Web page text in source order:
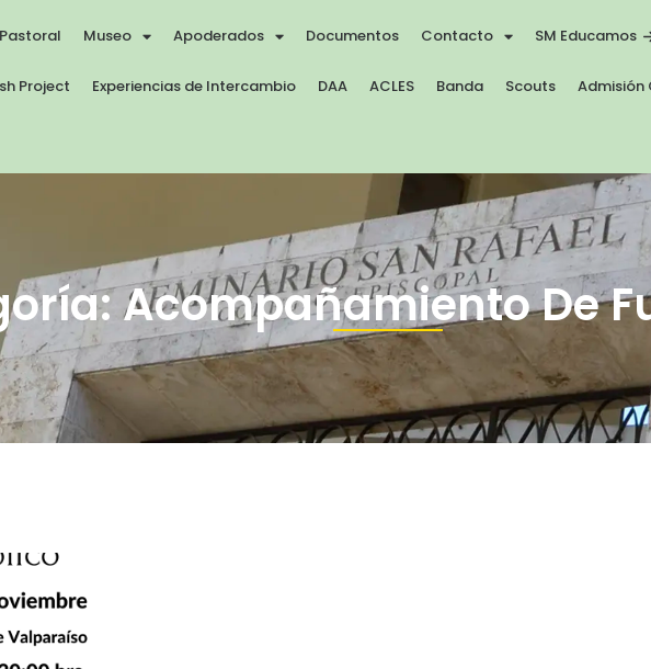
Pastoral Museo Apoderados Documentos Contacto SM Educamos
Project Experiencias de Intercambio DAA ACLES Banda Scouts Admisión
Acompañamiento De